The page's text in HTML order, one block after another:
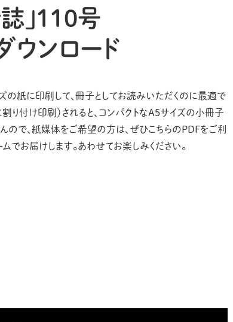
」110号
ウンロード
の紙に印刷して、冊子としてお読みいただくのに最適で
り付け印刷）されると、コンパクトなA5サイズの小冊子
ので、紙媒体をご希望の方は、ぜひこちらのPDFをご利
でお届けします。あわせてお楽しみください。